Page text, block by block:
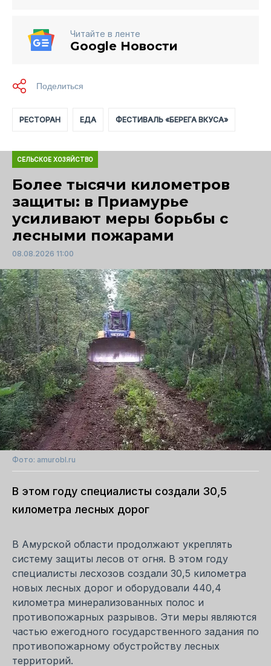
Читайте в ленте
Google Новости
РЕСТОРАН ЕДА ФЕСТИВАЛЬ «БЕРЕГА ВКУСА»
СЕЛЬСКОЕ ХОЗЯЙСТВО
Более тысячи километров
защиты: в Приамурье
усиливают меры борьбы с
лесными пожарами
08.08.2026 11:00
Фото: amurobl.ru
В этом году специалисты создали 30,5
километра лесных дорог
В Амурской области продолжают укреплять
систему защиты лесов от огня. В этом году
специалисты лесхозов создали 30,5 километра
новых лесных дорог и оборудовали 440,4
километра минерализованных полос и
противопожарных разрывов. Эти меры являются
частью ежегодного государственного задания по
противопожарному обустройству лесных
территорий.